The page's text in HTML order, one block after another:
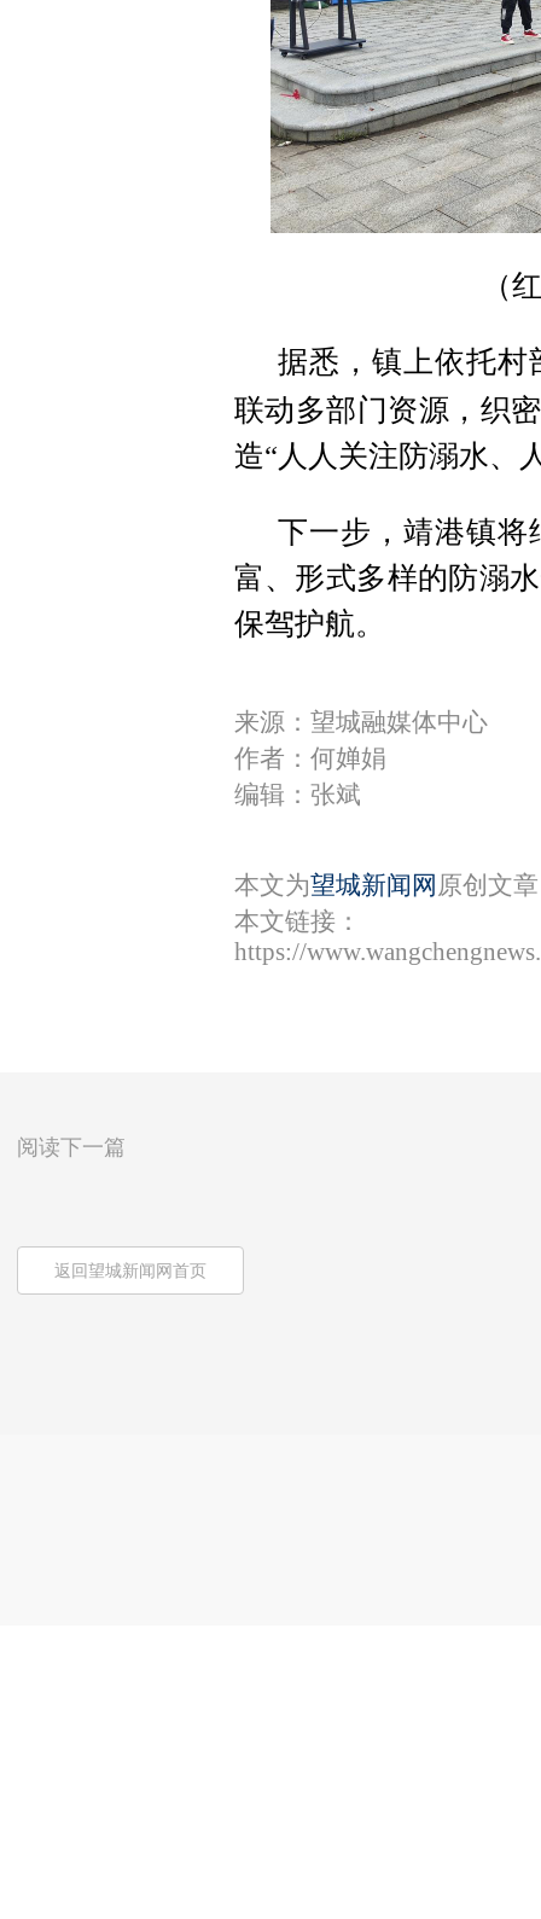
（
据悉，镇上依托村
联动多部门资源，织
造“人人关注防溺水、
下一步，靖港镇将
富、形式多样的防溺
保驾护航。
来源：望城融媒体中心
作者：何婵娟
编辑：张斌
本文为望城新闻网 原创文
本文链接：
https://
阅读下一篇
返回望城新闻网首页